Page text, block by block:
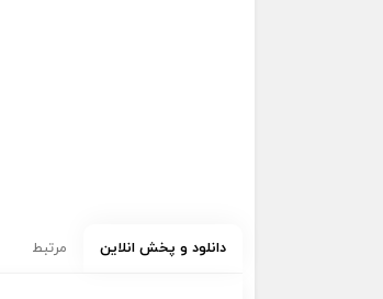
دانلود و پخش انلاین مرتبط